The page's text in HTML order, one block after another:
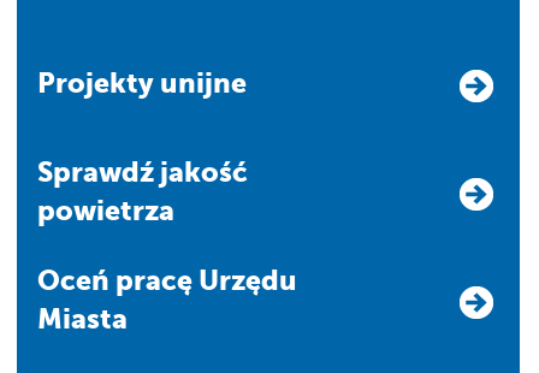
Projekty unijne
Sprawdź jakość
powietrza
Oceń pracę Urzędu
Miasta